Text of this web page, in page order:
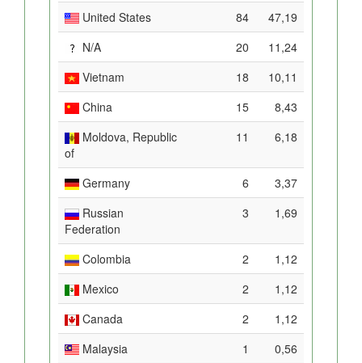
United States
84
47,19
N/A
20
11,24
Vietnam
18
10,11
China
15
8,43
Moldova, Republic
of
11 6,18
Germany 6
3,37
Russian
Federation
3 1,69
Colombia 2
1,12
Mexico
2
1,12
Canada
2
1,12
Malaysia
1
0,56